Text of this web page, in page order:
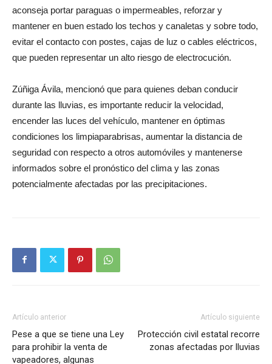
aconseja portar paraguas o impermeables, reforzar y
mantener en buen estado los techos y canaletas y sobre todo,
evitar el contacto con postes, cajas de luz o cables eléctricos,
que pueden representar un alto riesgo de electrocución.
Zúñiga Ávila, mencionó que para quienes deban conducir
durante las lluvias, es importante reducir la velocidad,
encender las luces del vehículo, mantener en óptimas
condiciones los limpiaparabrisas, aumentar la distancia de
seguridad con respecto a otros automóviles y mantenerse
informados sobre el pronóstico del clima y las zonas
potencialmente afectadas por las precipitaciones.
Artículo anterior
Pese a que se tiene una Ley
para prohibir la venta de
vapeadores, algunas
Artículo siguiente
Protección civil estatal recorre
zonas afectadas por lluvias